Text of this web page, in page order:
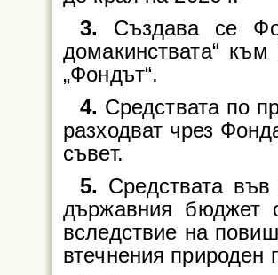
3. Създава се
домакинствата“
„Фондът“.
4. Средствата по
разходват чрез
съвет.
5. Средствата
държавния бюджет
вследствие на
втечнения природен